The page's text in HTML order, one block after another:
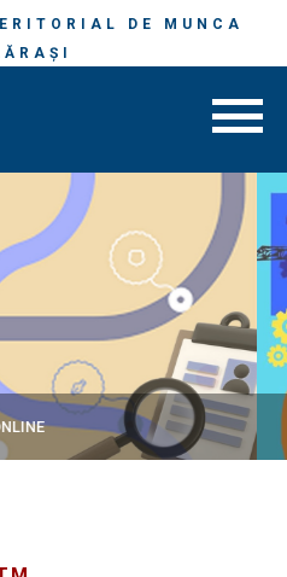
DE MUNCA
ÎN MUNCĂ